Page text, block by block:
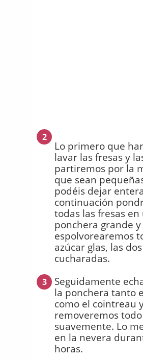
2
Lo primero que
lavar las fresas y
partiremos por la
que sean
podéis dejar
continuación
todas las fresas en
ponchera grande y
espolvorearemos
azúcar glas, las dos
cucharadas.
3
Seguidamente
la ponchera tanto
como el cointreau
removeremos todo
suavemente. Lo
en la nevera
horas.